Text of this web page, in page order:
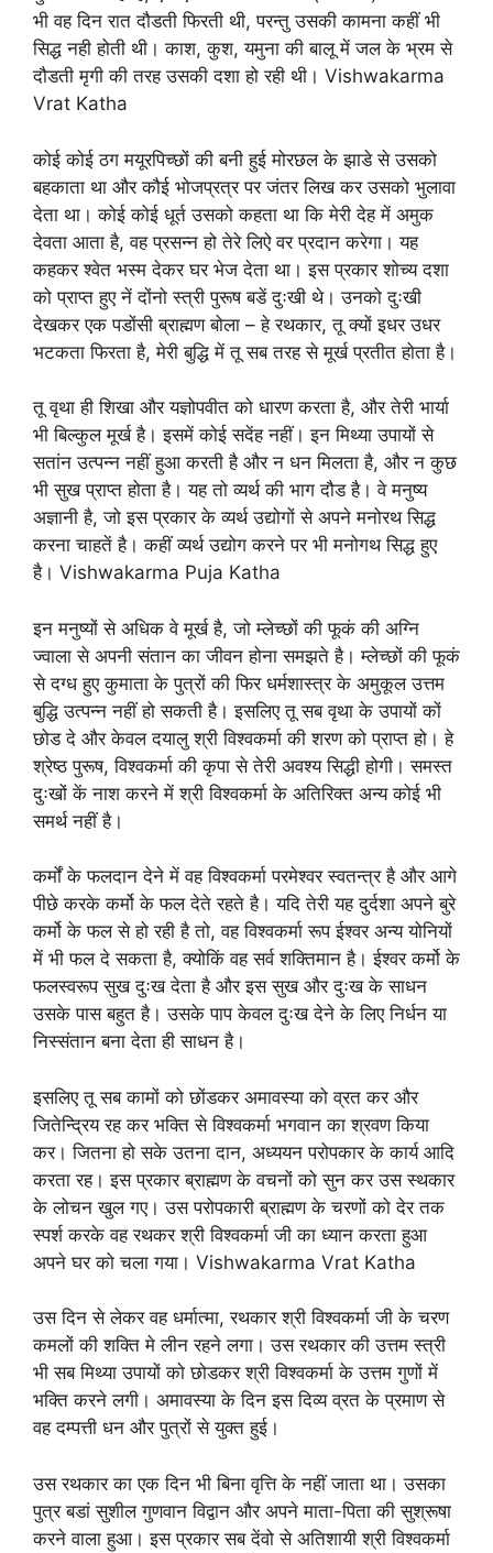
भी वह दिन रात दौडती फिरती थी, परन्तु उसकी कामना कहीं भी
सिद्ध नही होती थी। काश, कुश, यमुना की बालू में जल के भ्रम से
दौडती मृगी की तरह उसकी दशा हो रही थी। Vishwakarma
Vrat Katha
कोई कोई ठग मयूरपिच्छों की बनी हुई मोरछल के झाडे से उसको
बहकाता था और कौई भोजप्रत्र पर जंतर लिख कर उसको भुलावा
देता था। कोई कोई धूर्त उसको कहता था कि मेरी देह में अमुक
देवता आता है, वह प्रसन्न हो तेरे लिऐ वर प्रदान करेगा। यह
कहकर श्वेत भस्म देकर घर भेज देता था। इस प्रकार शोच्य दशा
को प्राप्त हुए नें दोंनो स्त्री पुरूष बडें दुःखी थे। उनको दुःखी
देखकर एक पडोंसी ब्राह्मण बोला – हे रथकार, तू क्यों इधर उधर
भटकता फिरता है, मेरी बुद्धि में तू सब तरह से मूर्ख प्रतीत होता है।
तू वृथा ही शिखा और यज्ञोपवीत को धारण करता है, और तेरी भार्या
भी बिल्कुल मूर्ख है। इसमें कोई सदेंह नहीं। इन मिथ्या उपायों से
सतांन उत्पन्न नहीं हुआ करती है और न धन मिलता है, और न कुछ
भी सुख प्राप्त होता है। यह तो व्यर्थ की भाग दौड है। वे मनुष्य
अज्ञानी है, जो इस प्रकार के व्यर्थ उद्योगों से अपने मनोरथ सिद्ध
करना चाहतें है। कहीं व्यर्थ उद्योग करने पर भी मनोगथ सिद्ध हुए
है। Vishwakarma Puja Katha
इन मनुष्यों से अधिक वे मूर्ख है, जो म्लेच्छों की फूकं की अग्नि
ज्वाला से अपनी संतान का जीवन होना समझते है। म्लेच्छों की फूकं
से दग्ध हुए कुमाता के पुत्रों की फिर धर्मशास्त्र के अमुकूल उत्तम
बुद्धि उत्पन्न नहीं हो सकती है। इसलिए तू सब वृथा के उपायों कों
छोड दे और केवल दयालु श्री विश्वकर्मा की शरण को प्राप्त हो। हे
श्रेष्ठ पुरूष, विश्वकर्मा की कृपा से तेरी अवश्य सिद्धी होगी। समस्त
दुःखों कें नाश करने में श्री विश्वकर्मा के अतिरिक्त अन्य कोई भी
समर्थ नहीं है।
कर्मों के फलदान देने में वह विश्वकर्मा परमेश्वर स्वतन्त्र है और आगे
पीछे करके कर्मो के फल देते रहते है। यदि तेरी यह दुर्दशा अपने बुरे
कर्मो के फल से हो रही है तो, वह विश्वकर्मा रूप ईश्वर अन्य योनियों
में भी फल दे सकता है, क्योकिं वह सर्व शक्तिमान है। ईश्वर कर्मो के
फलस्वरूप सुख दुःख देता है और इस सुख और दुःख के साधन
उसके पास बहुत है। उसके पाप केवल दुःख देने के लिए निर्धन या
निस्संतान बना देता ही साधन है।
इसलिए तू सब कामों को छोंडकर अमावस्या को व्रत कर और
जितेन्द्रिय रह कर भक्ति से विश्वकर्मा भगवान का श्रवण किया
कर। जितना हो सके उतना दान, अध्ययन परोपकार के कार्य आदि
करता रह। इस प्रकार ब्राह्मण के वचनों को सुन कर उस स्थकार
के लोचन खुल गए। उस परोपकारी ब्राह्मण के चरणों को देर तक
स्पर्श करके वह रथकर श्री विश्वकर्मा जी का ध्यान करता हुआ
अपने घर को चला गया। Vishwakarma Vrat Katha
उस दिन से लेकर वह धर्मात्मा, रथकार श्री विश्वकर्मा जी के चरण
कमलों की शक्ति मे लीन रहने लगा। उस रथकार की उत्तम स्त्री
भी सब मिथ्या उपायों को छोडकर श्री विश्वकर्मा के उत्तम गुणों में
भक्ति करने लगी। अमावस्या के दिन इस दिव्य व्रत के प्रमाण से
वह दम्पत्ती धन और पुत्रों से युक्त हुई।
उस रथकार का एक दिन भी बिना वृत्ति के नहीं जाता था। उसका
पुत्र बडां सुशील गुणवान विद्वान और अपने माता-पिता की सुश्रूषा
करने वाला हुआ। इस प्रकार सब देंवो से अतिशायी श्री विश्वकर्मा